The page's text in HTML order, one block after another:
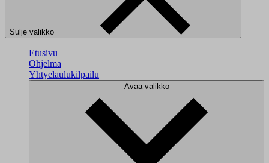
Sulje valikko
Etusivu
Ohjelma
Yhtyelaulukilpailu
Avaa valikko